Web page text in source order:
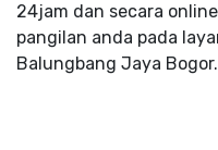
24jam dan secara
pangilan anda pada
Balungbang Jaya Bogor.